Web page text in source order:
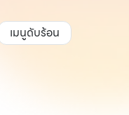
เมนูดับร้อน